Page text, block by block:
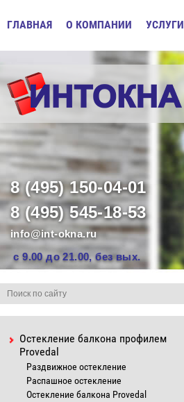
ГЛАВНАЯ О КОМПАНИИ УСЛУГИ
8 (495) 150-04-01
8 (495) 545-18-53
info@int-okna.ru
с 9.00 до 21.00, без вых.
Остекление балкона профилем
Provedal
Раздвижное остекление
Распашное остекление
Остекление балкона Provedal